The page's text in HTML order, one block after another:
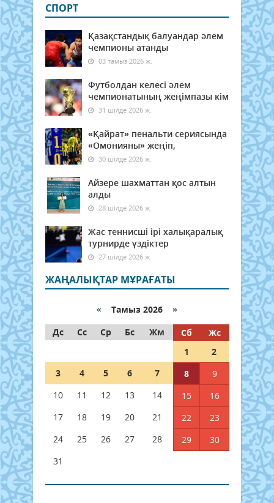
СПОРТ
Қазақстандық балуандар әлем
чемпионы атанды
03 тамыз 2026 ж.
Футболдан келесі әлем
чемпионатының жеңімпазы кім
31 шілде 2026 ж.
«Қайрат» пенальти сериясында
«Омонияны» жеңіп,
30 шілде 2026 ж.
Айзере шахматтан қос алтын
алды
28 шілде 2026 ж.
Жас теннисші ірі халықаралық
турнирде үздіктер
27 шілде 2026 ж.
ЖАҢАЛЫҚТАР МҰРАҒАТЫ
« Тамыз 2026 »
Дс
Сс Ср Бс Жм Сб
Жс
1
2
3
4 5 6 7 8
9
10
11 12 13 14 15
16
17
18 19 20 21 22
23
24
25 26 27 28 29
30
31